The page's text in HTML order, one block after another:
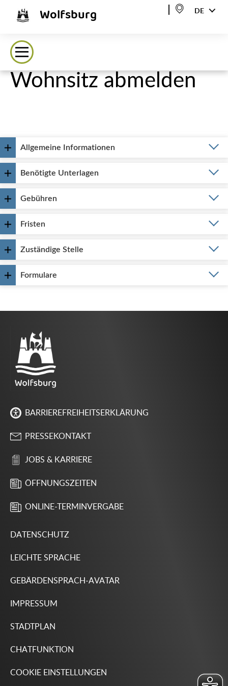
Wolfsburg DE
Wohnsitz abmelden
Allgemeine Informationen
Benötigte Unterlagen
Gebühren
Fristen
Zuständige Stelle
Formulare
BARRIEREFREIHEITSERKLÄRUNG
PRESSEKONTAKT
JOBS & KARRIERE
ÖFFNUNGSZEITEN
ONLINE-TERMINVERGABE
DATENSCHUTZ
LEICHTE SPRACHE
GEBÄRDENSPRACH-AVATAR
IMPRESSUM
STADTPLAN
CHATFUNKTION
COOKIE EINSTELLUNGEN